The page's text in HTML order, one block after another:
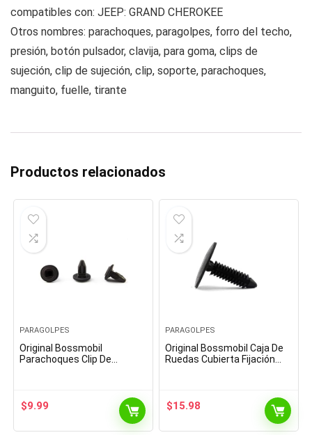
compatibles con: JEEP: GRAND CHEROKEE
Otros nombres: parachoques, paragolpes, forro del techo,
presión, botón pulsador, clavija, para goma, clips de
sujeción, clip de sujeción, clip, soporte, parachoques,
manguito, fuelle, tirante
Productos relacionados
PARAGOLPES
Original Bossmobil
Parachoques Clip De
Tigra…
$9.99
PARAGOLPES
Original Bossmobil Caja De
Ruedas Cubierta Fijación
$15.98